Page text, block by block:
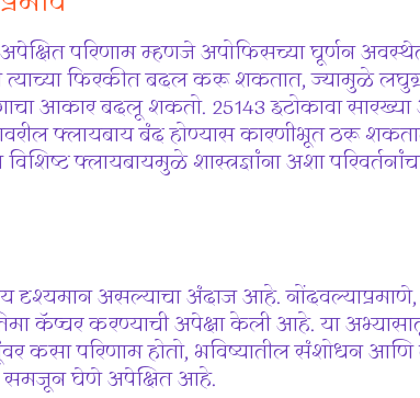
परिणाम म्हणजे अपोफिसच्या घूर्णन
त्याच्या फिरकीत बदल करू शकतात, ज्यामुळे
आकार बदलू शकतो. 25143 इटोकावा सारख्या
फ्लायबाय बंद होण्यास कारणीभूत ठरू
फ्लायबायमुळे शास्त्रज्ञांना अशा
दृश्यमान असल्याचा अंदाज आहे. नोंदवल्याप्रमाणे,
कॅप्चर करण्याची अपेक्षा केली आहे. या
कसा परिणाम होतो, भविष्यातील संशोधन
हे समजून घेणे अपेक्षित आहे.